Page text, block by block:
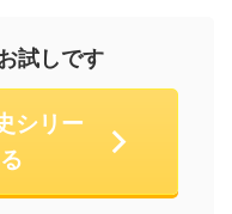
試しです
シリー